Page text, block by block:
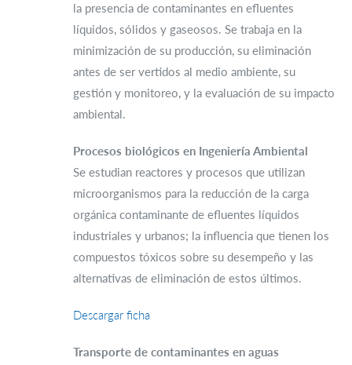
la presencia de contaminantes en efluentes
líquidos, sólidos y gaseosos. Se trabaja en la
minimización de su producción, su eliminación
antes de ser vertidos al medio ambiente, su
gestión y monitoreo, y la evaluación de su impacto
ambiental.
Procesos biológicos en Ingeniería Ambiental
Se estudian reactores y procesos que utilizan
microorganismos para la reducción de la carga
orgánica contaminante de efluentes líquidos
industriales y urbanos; la influencia que tienen los
compuestos tóxicos sobre su desempeño y las
alternativas de eliminación de estos últimos.
Descargar ficha
Transporte de contaminantes en aguas